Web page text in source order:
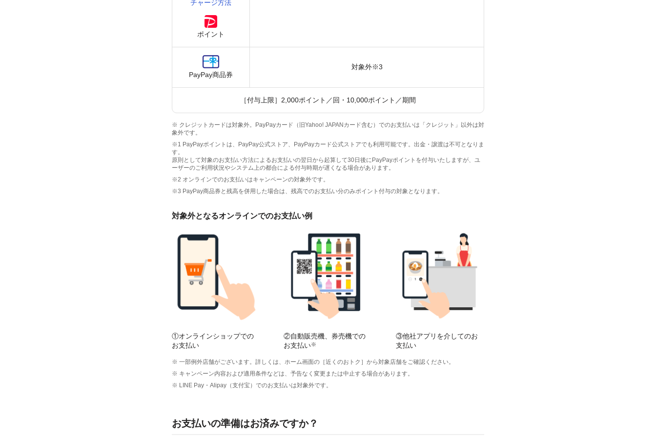
チャージ方法
ポイント
PayPay商品券
対象外※3
［付与上限］2,000ポイント／回・10,000ポイント／期間
※ クレジットカードは対象外。PayPayカード（旧Yahoo! JAPANカード含む）でのお支払いは「クレジット」以外は対
象外です。
※1 PayPayポイントは、PayPay公式ストア、PayPayカード公式ストアでも利用可能です。出金・譲渡は不可となりま
す。
原則として対象のお支払い方法によるお支払いの翌日から起算して30日後にPayPayポイントを付与いたしますが、ユ
ーザーのご利用状況やシステム上の都合による付与時期が遅くなる場合があります。
※2 オンラインでのお支払いはキャンペーンの対象外です。
※3 PayPay商品券と残高を併用した場合は、残高でのお支払い分のみポイント付与の対象となります。
対象外となるオンラインでのお支払い例
①オンラインショップでの
お支払い
②自動販売機、券売機での
お支払い※
③他社アプリを介してのお
支払い
※ 一部例外店舗がございます。詳しくは、ホーム画面の［近くのおトク］から対象店舗をご確認ください。
※ キャンペーン内容および適用条件などは、予告なく変更または中止する場合があります。
※ LINE Pay・Alipay（支付宝）でのお支払いは対象外です。
お支払いの準備はお済みですか？